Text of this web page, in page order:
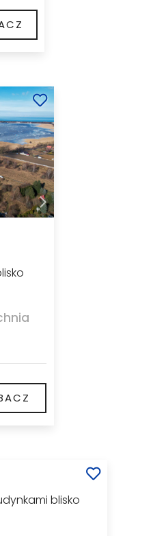
blisko